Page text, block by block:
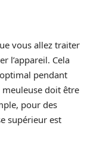
vous allez traiter
l’appareil. Cela
pendant
meuleuse doit être
pour des
supérieur est